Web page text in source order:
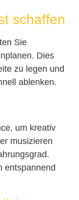
schaffen
Sie
Dies
zu legen und
ablenken.
um kreativ
musizieren
entspannend